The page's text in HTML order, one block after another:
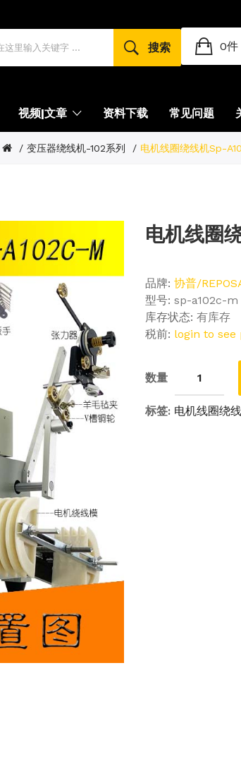
视频|文章 资料下载 常见问题
搜索 0件
变压器绕线机-102系列 电机线圈绕线机sp-
电机线圈
品牌: 协普/
型号: sp-a102c-m
库存状态: 有库存
税前: login to see
数量
标签: 电机线圈绕